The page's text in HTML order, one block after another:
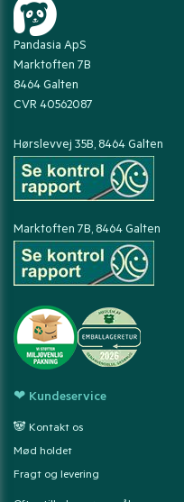
Pandasia ApS
Marktoften 7B
8464 Galten
CVR 40562087
Hørslevvej 35B, 8464 Galten
Marktoften 7B, 8464 Galten
❤ Kundeservice
🐼 Kontakt os
Mød holdet
Fragt og levering